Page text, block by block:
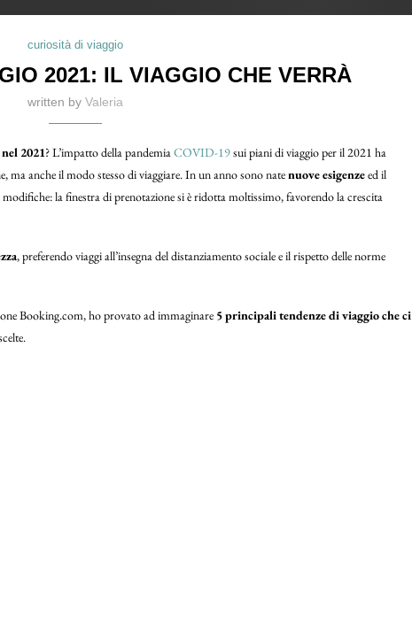
curiosità di viaggio
2021: IL VIAGGIO CHE VERRÀ
written by Valeria
2021? L’impatto della pandemiaCOVID-19sui piani di viaggio per il 2021 ha
ma anche il modo stesso di viaggiare. In un anno sono natenuove esigenzeed il
la finestra di prenotazione si è ridotta moltissimo, favorendo la crescita
, preferendo viaggi all’insegna del distanziamento sociale e il rispetto delle norme
Booking.com, ho provato ad immaginare 5 principali tendenze di viaggio che ci